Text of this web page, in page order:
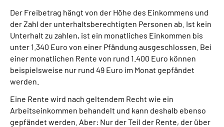
Leichte Sprache
Der Freibetrag hängt von der Höhe des Einkommens und
der Zahl der unterhaltsberechtigten Personen ab. Ist kein
Unterhalt zu zahlen, ist ein monatliches Einkommen bis
unter 1.340 Euro von einer Pfändung ausgeschlossen. Bei
einer monatlichen Rente von rund 1.400 Euro können
beispielsweise nur rund 49 Euro im Monat gepfändet
werden.
Eine Rente wird nach geltendem Recht wie ein
Arbeitseinkommen behandelt und kann deshalb ebenso
gepfändet werden. Aber: Nur der Teil der Rente, der über